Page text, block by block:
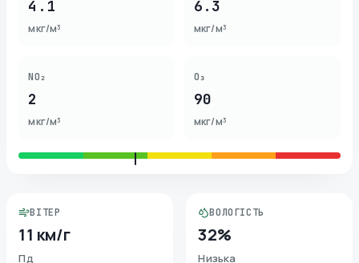
4.1
мкг/м³
6.3
мкг/м³
NO₂
2
мкг/м³
O₃
90
мкг/м³
ВІТЕР
11 км/г
Пд
ВОЛОГІСТЬ
32%
Низька